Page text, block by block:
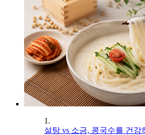
1.
설탕 vs 소금, 콩국수를 건강